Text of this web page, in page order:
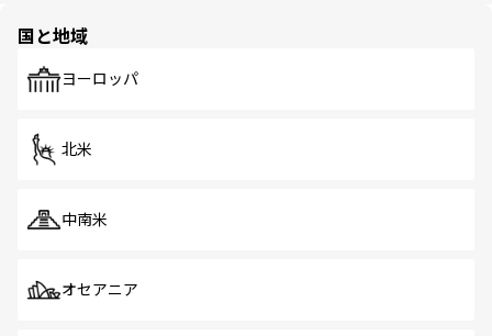
で、ホーカーズは地元の風情を楽しめる外せないスポット
国と地域
ヨーロッパ
北米
中南米
オセアニア